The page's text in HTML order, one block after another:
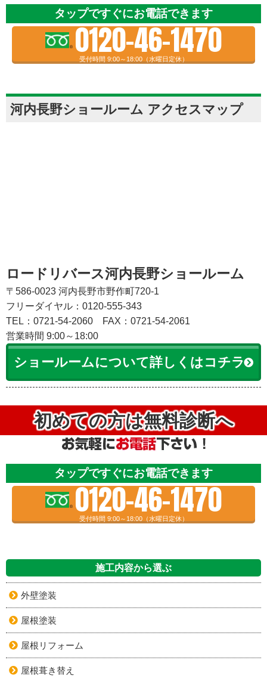
タップですぐにお電話できます
0120-46-1470
受付時間 9:00～18:00（水曜日定休）
河内長野ショールーム アクセスマップ
ロードリバース河内長野ショールーム
〒586-0023 河内長野市野作町720-1
フリーダイヤル：0120-555-343
TEL：0721-54-2060
FAX：0721-54-2061
営業時間 9:00～18:00
ショールームについて詳しくはコチラ
初めての方は無料診断へ
タップですぐにお電話できます
0120-46-1470
受付時間 9:00～18:00（水曜日定休）
施工内容から選ぶ
外壁塗装
屋根塗装
屋根リフォーム
屋根葺き替え